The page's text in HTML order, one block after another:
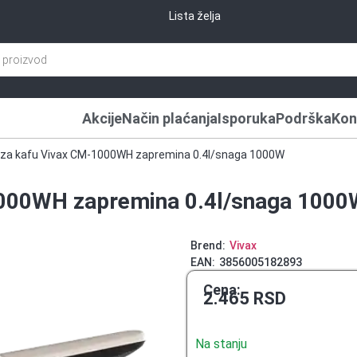
Lista želja
AkcijeNačin plaćanjaIsporukaPodrška
kafu Vivax CM-1000WH zapremina 0.4l/snaga 1000W
zapremina 0.4l/snaga
Brend: Vivax
EAN: 3856005182893
Cena:
2.465 RSD
Na stanju